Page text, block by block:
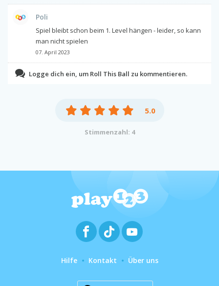
Poli
Spiel bleibt schon beim 1. Level hängen - leider, so kann
man nicht spielen
07. April 2023
Logge dich ein, um Roll This Ball zu kommentieren.
5.0
Stimmenzahl: 4
Hilfe Kontakt Über uns